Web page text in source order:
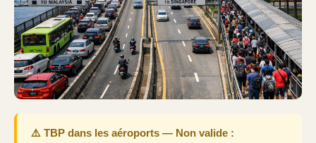
⚠️ TBP dans les aéroports — Non valide :